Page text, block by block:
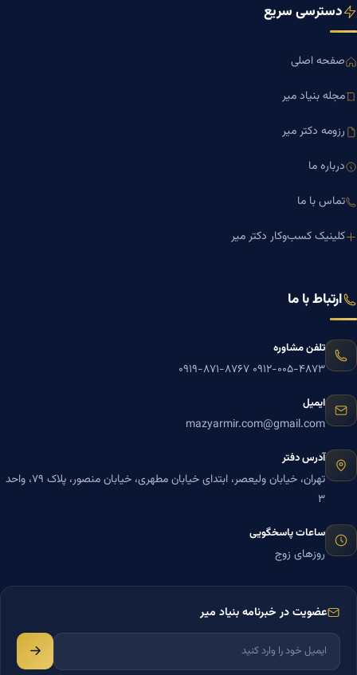
دسترسی سریع
صفحه اصلی
مجله بنیاد میر
رزومه دکتر میر
درباره ما
تماس با ما
کلینیک کسب‌وکار دکتر میر
ارتباط با ما
تلفن مشاوره
۰۹۱۲-۰۰۵-۴۸۷۳ ۰۹۱۹-۸۷۱-۸۷۶۷
ایمیل
mazyarmir.com@gmail.com
آدرس دفتر
تهران، خیابان ولیعصر، ابتدای خیابان مطهری، خیابان منصور، پلاک ۷۹، واحد
۳
ساعات پاسخگویی
روزهای زوج
عضویت در خبرنامه بنیاد میر